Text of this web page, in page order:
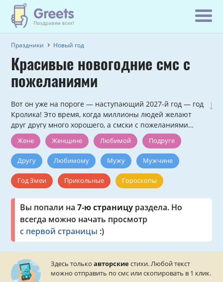
Праздники Новый год
Красивые новогодние смс с
пожеланиями
↓
Вот он уже на пороге — наступающий 2027-й год — год
Кролика! Это время, когда миллионы людей желают
друг другу много хорошего, а смски с пожеланиями
сотнями тысяч летят в самые далекие уголки нашей
страны. Здесь вы можете выбрать понравившееся
стихотворение и отправить его на телефон.
Жене Женщине Любимой Подруге
Другу Любимому Мужу Мужчине
Год Змеи Прикольные Гороскопы
Именные Коллегам Короткие
На английском языке От знаменитостей
Родственникам С наступающим
С наступившим
Вы попали на7-ю страницу раздела. Но
всегда можно начать просмотр
с первой страницы :)
Здесь толькоавторские стихи. Любой текст
можно отправить по смс или скопировать в 1 клик.